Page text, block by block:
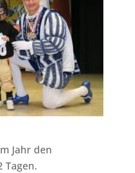
Jahr den
Tagen.